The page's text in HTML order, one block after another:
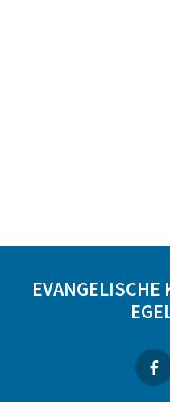
EVANGELISCHE